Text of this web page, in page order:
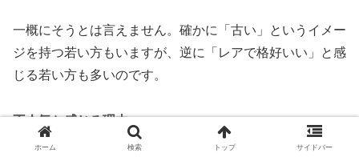
一概にそうとは言えません。確かに「古い」というイメー
ジを持つ若い方もいますが、逆に「レアで格好いい」と感
じる若い方も多いのです。
不人気と感じる理由
ホーム 検索 トップ サイドバー